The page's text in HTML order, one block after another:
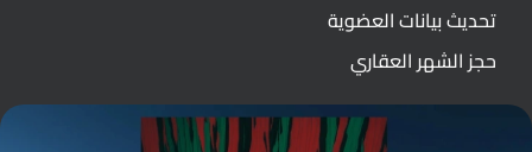
تحديث بيانات العضوية
حجز الشهر العقاري